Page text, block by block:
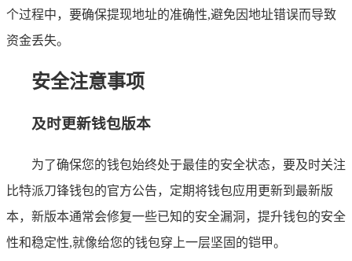
个过程中，要确保提现地址的准确性,避免因地址错误而导致
资金丢失。
安全注意事项
及时更新钱包版本
为了确保您的钱包始终处于最佳的安全状态，要及时关注
比特派刀锋钱包的官方公告，定期将钱包应用更新到最新版
本，新版本通常会修复一些已知的安全漏洞，提升钱包的安全
性和稳定性,就像给您的钱包穿上一层坚固的铠甲。